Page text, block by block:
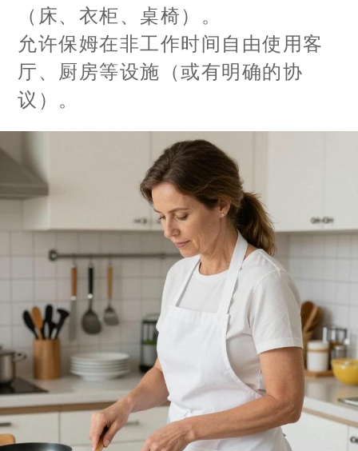
（床、衣柜、桌椅）。
允许保姆在非工作时间自由使用客
厅、厨房等设施（或有明确的协
议）。